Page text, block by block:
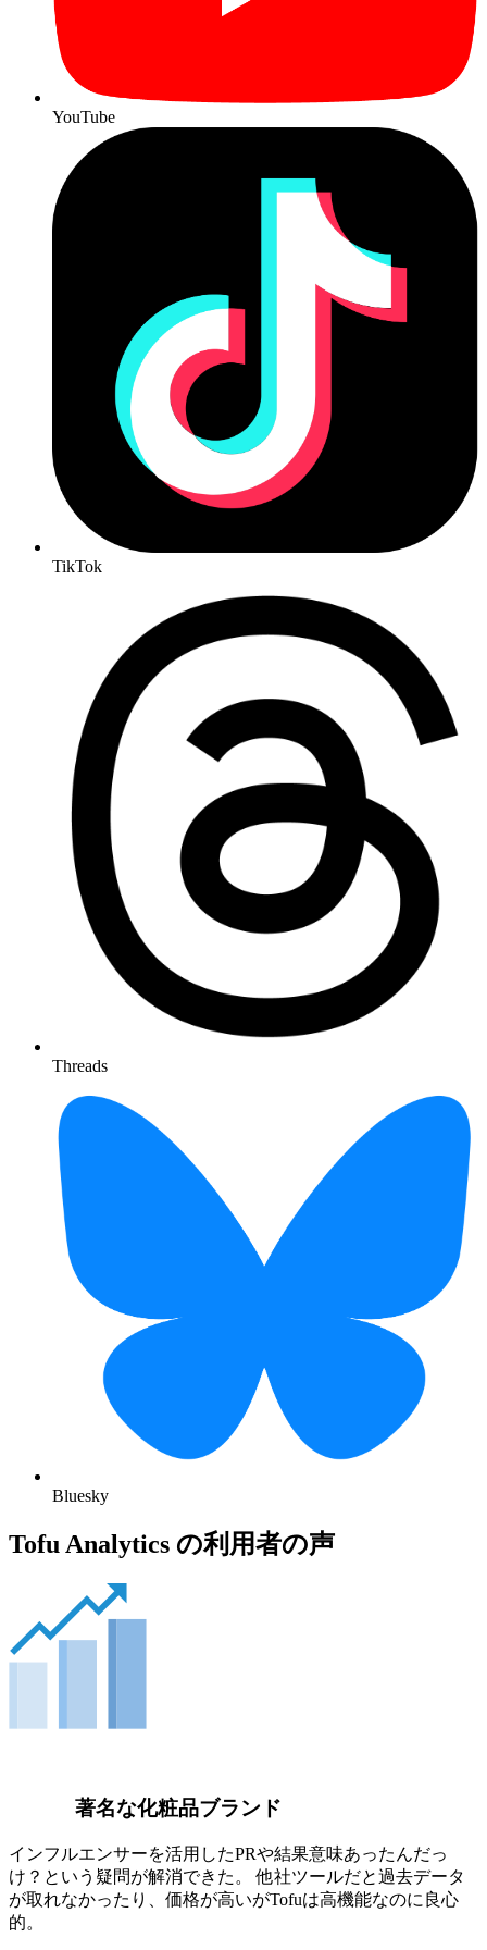
YouTube
TikTok
Threads
Bluesky
Tofu Analytics の利用者の声
著名な化粧品ブランド
インフルエンサーを活用したPRや結果意味あったんだっ
け？という疑問が解消できた。 他社ツールだと過去データ
が取れなかったり、価格が高いがTofuは高機能なのに良心
的。